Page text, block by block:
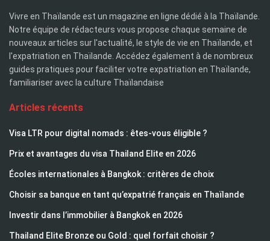
Vivre en Thaïlande est un magazine en ligne dédié à la Thaïlande.
Notre équipe de rédacteurs vous propose chaque semaine de
nouveaux articles sur l'actualité, le style de vie en Thaïlande, et
l'expatriation en Thaïlande. Accédez également à de nombreux
guides pratiques pour faciliter votre expatriation en Thaïlande,
familiariser avec la culture Thaïlandaise
Articles récents
Visa LTR pour digital nomads : êtes-vous éligible ?
Prix et avantages du visa Thailand Elite en 2026
Écoles internationales à Bangkok : critères de choix
Choisir sa banque en tant qu’expatrié français en Thaïlande
Investir dans l’immobilier à Bangkok en 2026
Thailand Elite Bronze ou Gold : quel forfait choisir ?